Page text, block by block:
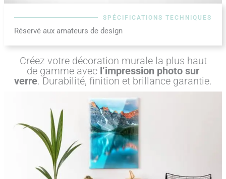
SPÉCIFICATIONS TECHNIQUES
Réservé aux amateurs de design
Créez votre décoration murale la plus haut
de gamme avec l’impression photo sur
verre. Durabilité, finition et brillance garantie.